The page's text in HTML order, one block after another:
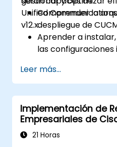
Unified
v12.x.
Comprender la
despliegue de
Aprender a
las configuraciones
dispositivos y
Implementar y
de llamadas.
Efectuar el
la resolución de
Leer más...
Implementación de
Empresariales de
21 Horas